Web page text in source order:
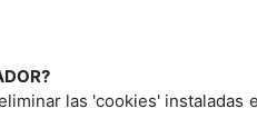
las 'cookies'